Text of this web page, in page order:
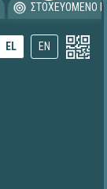
ΣΤΟΧΕΥΟΜΕΝΟ
EL EN